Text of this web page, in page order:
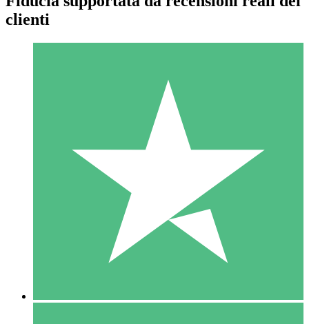
Pacchetti di Crediti Individuali
Paga a consumo con crediti di download. Nessun impegno
1 Download
10
US$1500
clienti